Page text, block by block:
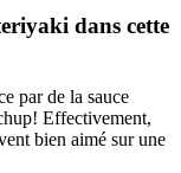
dans cette
par de la sauce
Effectivement,
bien aimé sur une